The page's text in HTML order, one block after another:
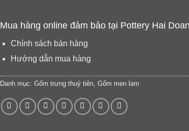
Mua hàng online đảm bảo tại Pottery Hai Doan
Chính sách bán hàng
Hướng dẫn mua hàng
Danh mục: Gốm trưng thuỷ tiên Gốm men lam